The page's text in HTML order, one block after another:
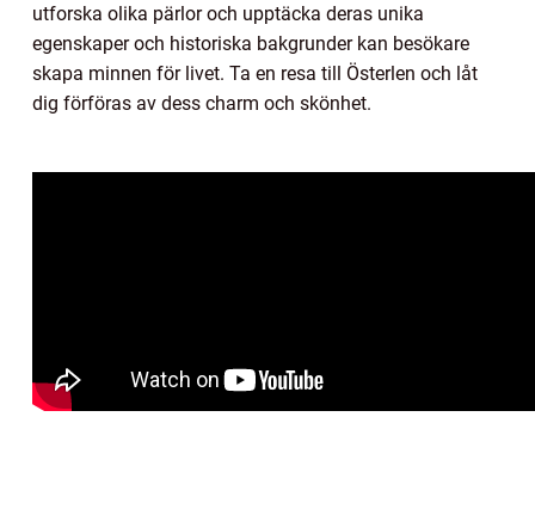
utforska olika pärlor och upptäcka deras unika
egenskaper och historiska bakgrunder kan besökare
skapa minnen för livet. Ta en resa till Österlen och låt
dig förföras av dess charm och skönhet.